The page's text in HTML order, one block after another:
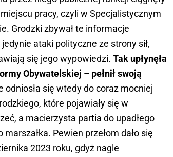
pracy, czyli w Specjalistycznym
Grodzki zbywał te informacje
ataki polityczne ze strony sił,
się jego wypowiedzi. Tak upłynęła
Obywatelskiej – pełnił swoją
odniosła się wtedy do coraz mocniej
które pojawiały się w
a macierzysta partia do upadłego
Pewien przełom dało się
2023 roku, gdyż nagle